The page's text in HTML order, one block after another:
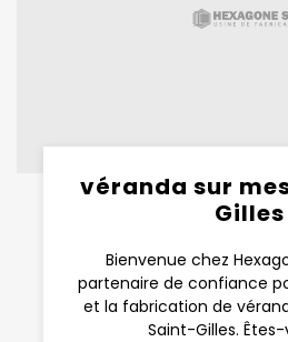
véranda sur
Gilles
Bienvenue chez
partenaire de confiance
et la fabrication de
Saint-Gilles. Êtes-